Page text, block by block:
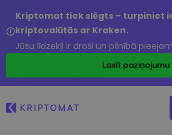
Kriptomat tiek slēgts – turpiniet
kriptovalūtās ar Kraken.
Jūsu līdzekļi ir droši un pilnībā
Lasīt paziņojumu